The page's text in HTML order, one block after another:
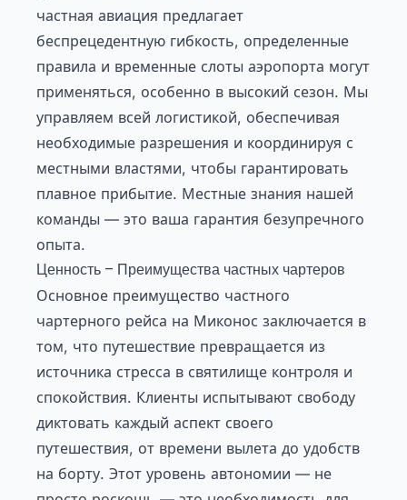
частная авиация предлагает
беспрецедентную гибкость, определенные
правила и временные слоты аэропорта могут
применяться, особенно в высокий сезон. Мы
управляем всей логистикой, обеспечивая
необходимые разрешения и координируя с
местными властями, чтобы гарантировать
плавное прибытие. Местные знания нашей
команды — это ваша гарантия безупречного
опыта.
Ценность – Преимущества частных чартеров
Основное преимущество частного
чартерного рейса на Миконос заключается в
том, что путешествие превращается из
источника стресса в святилище контроля и
спокойствия. Клиенты испытывают свободу
диктовать каждый аспект своего
путешествия, от времени вылета до удобств
на борту. Этот уровень автономии — не